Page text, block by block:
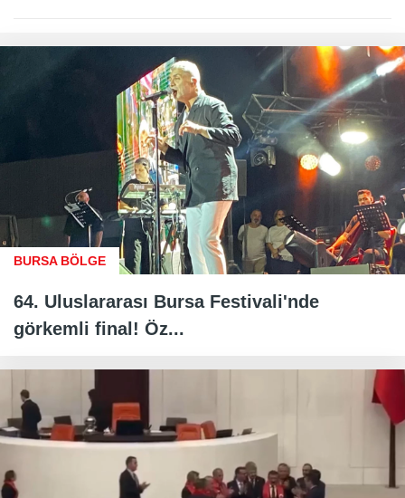
BURSA BÖLGE
64. Uluslararası Bursa Festivali'nde
görkemli final! Öz...